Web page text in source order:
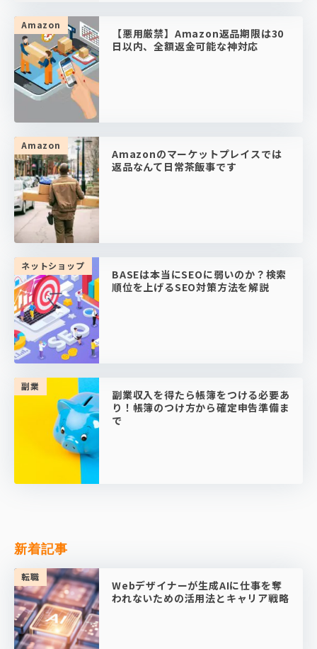
Amazon
【悪用厳禁】Amazon返品期限は30
日以内、全額返金可能な神対応
Amazon
Amazonのマーケットプレイスでは
返品なんて日常茶飯事です
ネットショップ
BASEは本当にSEOに弱いのか？検索
順位を上げるSEO対策方法を解説
副業
副業収入を得たら帳簿をつける必要あ
り！帳簿のつけ方から確定申告準備ま
で
新着記事
転職
Webデザイナーが生成AIに仕事を奪
われないための活用法とキャリア戦略